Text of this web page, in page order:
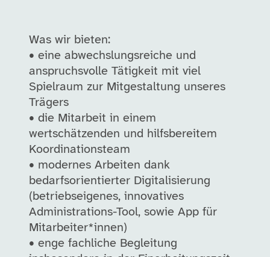
Was wir bieten:
• eine abwechslungsreiche und
anspruchsvolle Tätigkeit mit viel
Spielraum zur Mitgestaltung unseres
Trägers
• die Mitarbeit in einem
wertschätzenden und hilfsbereitem
Koordinationsteam
• modernes Arbeiten dank
bedarfsorientierter Digitalisierung
(betriebseigenes, innovatives
Administrations-Tool, sowie App für
Mitarbeiter*innen)
• enge fachliche Begleitung